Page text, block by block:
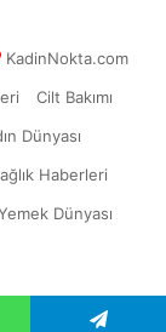
KadinNokta.com
Cilt Bakımı
Dünyası
Haberleri
Dünyası